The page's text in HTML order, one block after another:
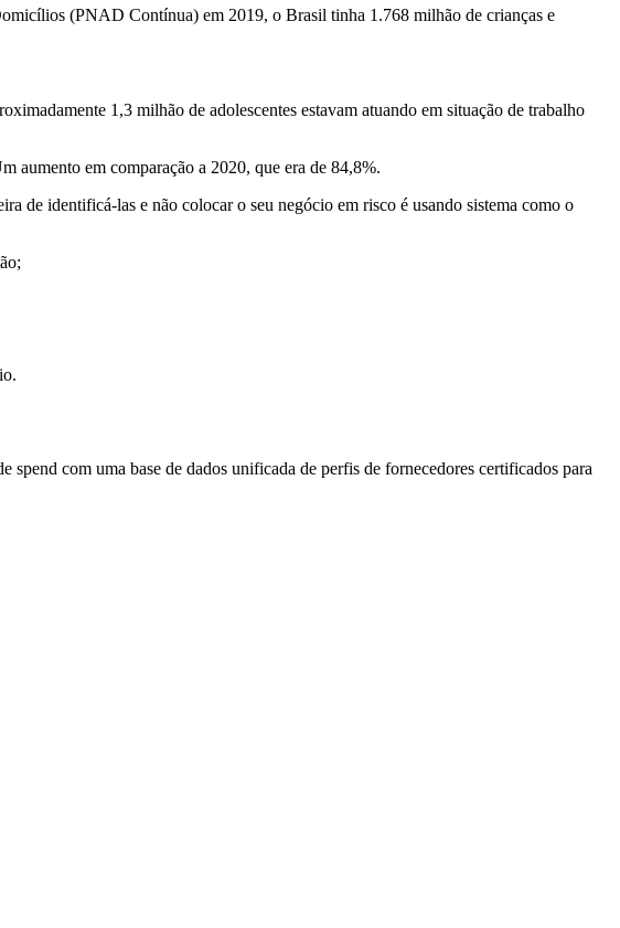
(PNAD Contínua) em 2019, o Brasil tinha 1.768 milhão de crianças e
1,3 milhão de adolescentes estavam atuando em situação de trabalho
aumento em comparação a 2020, que era de 84,8%.
de identificá-las e não colocar o seu negócio em risco é usando sistema como o
com uma base de dados unificada de perfis de fornecedores certificados para